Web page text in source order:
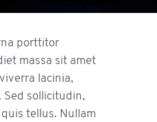
porttitor
massa sit amet
lacinia,
Sed sollicitudin,
tellus. Nullam